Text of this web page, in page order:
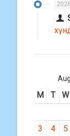
M T W
3
4 5